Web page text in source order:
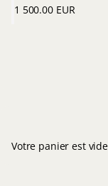
1 500.00 EUR
Votre panier est